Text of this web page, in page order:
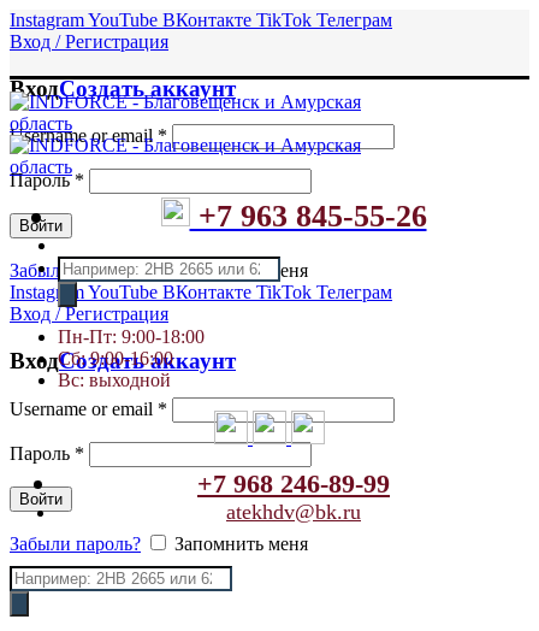
InstagramYouTube ВКонтакте TikTok Телеграм
Вход / Регистрация
ВходСоздать аккаунт
Username or email *
Пароль*
Войти
Забыли пароль?
Запомнить меня
InstagramYouTube ВКонтакте TikTok Телеграм
Вход / Регистрация
ВходСоздать аккаунт
Username or email *
Пароль *
Войти
Забыли пароль? Запомнить меня
+7 963 845-55-26
Поиск
товаров
Пн-Пт: 9:00-18:00
Сб: 9:00-16:00
Вс: выходной
+7 968 246-89-99
atekhdv@bk.ru
Поиск
товаров